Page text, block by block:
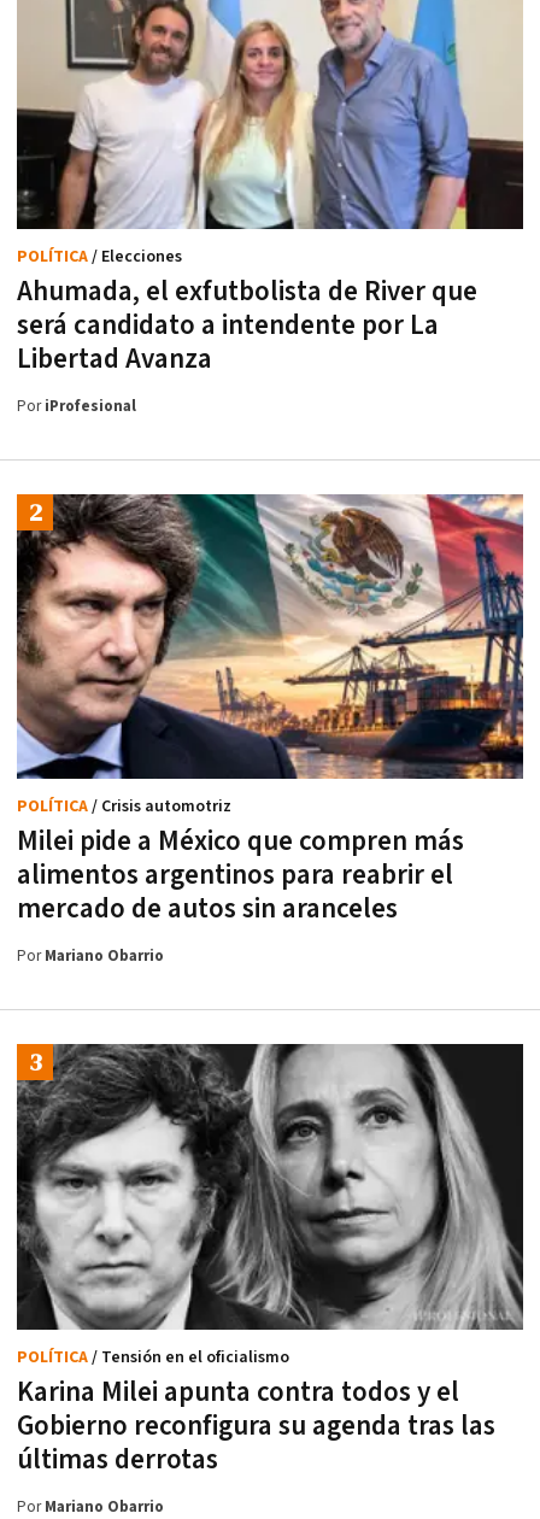
Ahumada, el exfutbolista de River que
será candidato a intendente por La
Libertad Avanza
POLÍTICA/ Elecciones
PoriProfesional
Milei pide a México que compren más
alimentos argentinos para reabrir el
mercado de autos sin aranceles
POLÍTICA/ Crisis automotriz
PorMariano Obarrio
Karina Milei apunta contra todos y el
Gobierno reconfigura su agenda tras las
últimas derrotas
POLÍTICA/ Tensión en el oficialismo
PorMariano Obarrio